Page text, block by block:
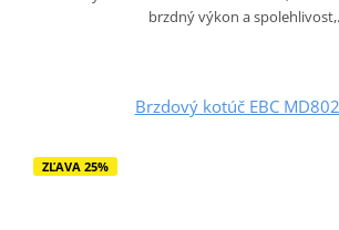
brzdný výkon a
Brzdový kotúč EBC
ZĽAVA 25%